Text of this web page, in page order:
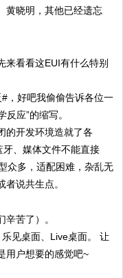
黄晓明，其他已经遗忘
来看看这EUI有什么特别
，好吧我偷偷告诉各位一
应”的缩写。
的开发环境造就了各
牙、媒体文件不能直接
众多，适配困难，杂乱无
说共生点。
苦了）。
见桌面、Live桌面。 让
用户想要的感觉吧~